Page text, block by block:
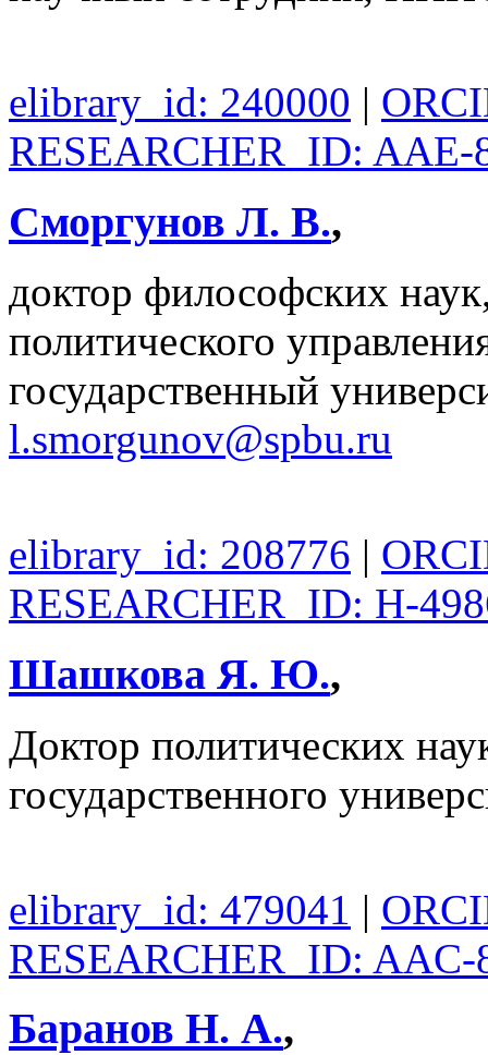
elibrary_id: 240000 |
RESEARCHER_ID: AAE-
Сморгунов Л. В.,
доктор философских
политического
государственный
l.smorgunov@spbu.ru
elibrary_id: 208776 |
RESEARCHER_ID: H-
Шашкова Я. Ю.,
Доктор политических
государственного
elibrary_id: 479041 |
RESEARCHER_ID: AAC-
Баранов Н. А.,